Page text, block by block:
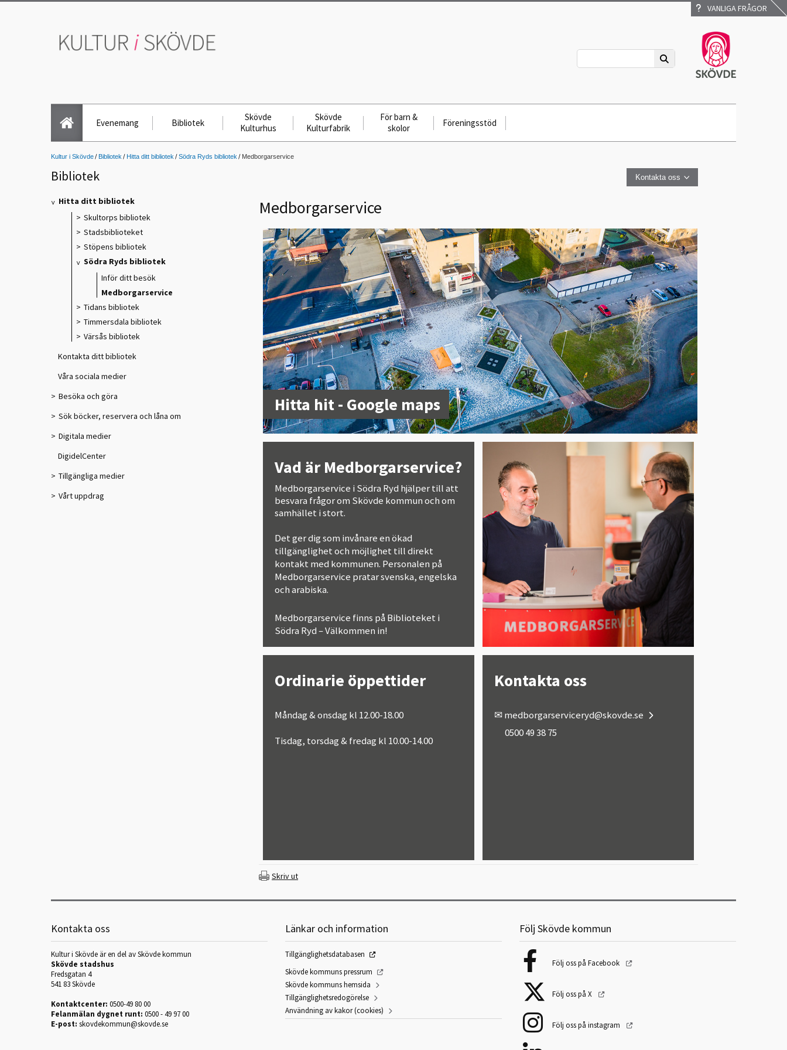
VANLIGA FRÅGOR
Evenemang Bibliotek
Skövde
Kulturhus
Skövde
Kulturfabrik
För barn &
skolor
Föreningsstöd
Kultur i Skövde Bibliotek Hitta ditt bibliotek Södra Ryds bibliotek Medborgarservice
Bibliotek
Hitta ditt bibliotek
Skultorps bibliotek
Stadsbiblioteket
Stöpens bibliotek
Södra Ryds bibliotek
Inför ditt besök
Medborgarservice
Tidans bibliotek
Timmersdala bibliotek
Värsås bibliotek
Kontakta ditt bibliotek
Våra sociala medier
Besöka och göra
Sök böcker, reservera och låna om
Digitala medier
DigidelCenter
Tillgängliga medier
Vårt uppdrag
Kontakta oss
Medborgarservice
Hitta hit - Google maps
Vad är Medborgarservice?
Medborgarservice i Södra Ryd hjälper till att
besvara frågor om Skövde kommun och om
samhället i stort.
Det ger dig som invånare en ökad
tillgänglighet och möjlighet till direkt
kontakt med kommunen. Personalen på
Medborgarservice pratar svenska, engelska
och arabiska.
Medborgarservice finns på Biblioteket i
Södra Ryd – Välkommen in!
Ordinarie öppettider
Måndag & onsdag kl 12.00-18.00
Tisdag, torsdag & fredag kl 10.00-14.00
Kontakta oss
✉medborgarserviceryd@skovde.se
0500 49 38 75
Skriv ut
Kontakta oss
Kultur i Skövde är en del av Skövde kommun
Skövde stadshus
Fredsgatan 4
541 83 Skövde
Kontaktcenter: 0500-49 80 00
Felanmälan dygnet runt: 0500 - 49 97 00
E-post: skovdekommun@skovde.se
Länkar och information
Tillgänglighetsdatabasen
Skövde kommuns pressrum
Skövde kommuns hemsida
Tillgänglighetsredogörelse
Användning av kakor (cookies)
Följ Skövde kommun
Följ oss på Facebook
Följ oss på X
Följ oss på instagram